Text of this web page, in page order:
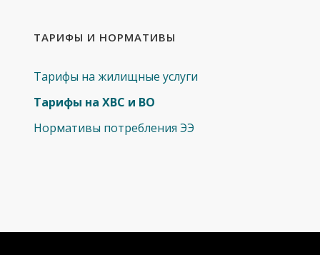
ТАРИФЫ И НОРМАТИВЫ
Тарифы на жилищные услуги
Тарифы на ХВС и ВО
Нормативы потребления ЭЭ